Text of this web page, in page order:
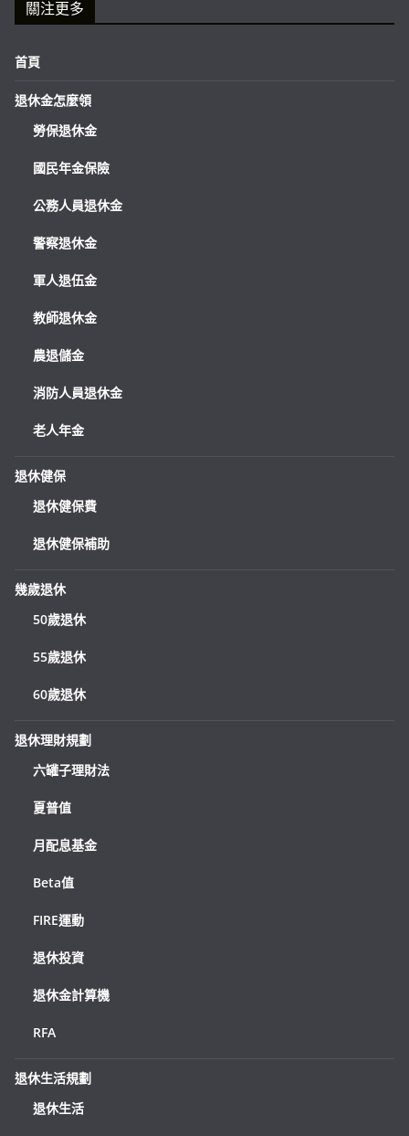
關注更多
首頁
退休金怎麼領
勞保退休金
國民年金保險
公務人員退休金
警察退休金
軍人退伍金
教師退休金
農退儲金
消防人員退休金
老人年金
退休健保
退休健保費
退休健保補助
幾歲退休
50歲退休
55歲退休
60歲退休
退休理財規劃
六罐子理財法
夏普值
月配息基金
Beta值
FIRE運動
退休投資
退休金計算機
RFA
退休生活規劃
退休生活